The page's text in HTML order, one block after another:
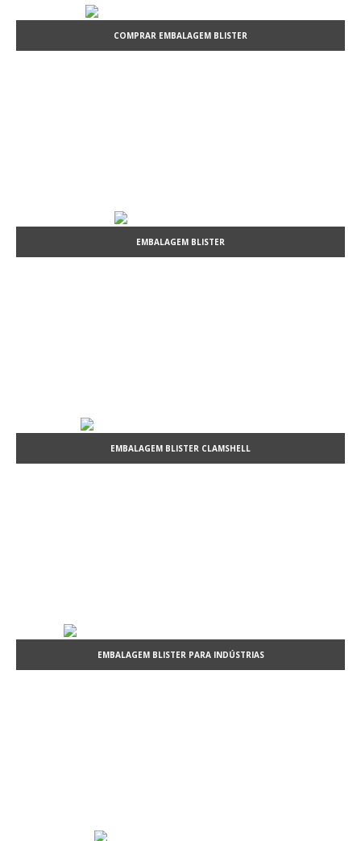
COMPRAR EMBALAGEM BLISTER
EMBALAGEM BLISTER
EMBALAGEM BLISTER CLAMSHELL
EMBALAGEM BLISTER PARA INDÚSTRIAS